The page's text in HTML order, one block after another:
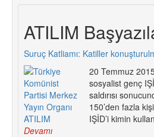
ATILIM
Suruç Katliamı: Katiller
20 Temmuz
sosyalist genç
saldırısı
150’den fazla
IŞİD’i kimin
Devamı